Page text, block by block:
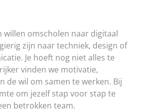
willen omscholen naar digitaal
zijn naar techniek, design of
Je hoeft nog niet alles te
vinden we motivatie,
de wil om samen te werken. Bij
om jezelf stap voor stap te
betrokken team.